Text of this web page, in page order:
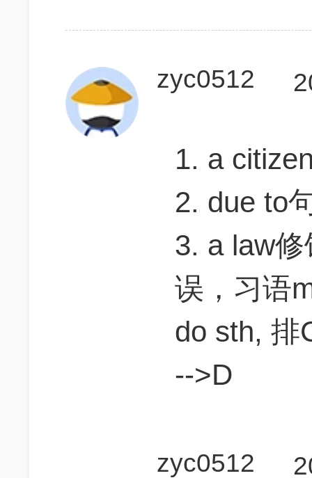
zyc0512
1. a
2. due to
3. a law
误，习语
do sth, 排
-->D
zyc0512